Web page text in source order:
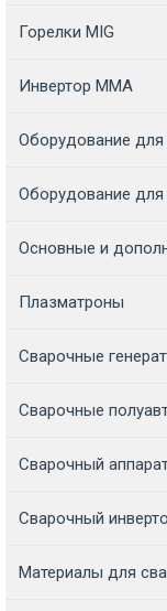
Горелки MIG
Инвертор MMA
Оборудование для
Оборудование для
Основные и
Плазматроны
Сварочные
Сварочные
Сварочный
Сварочный
Материалы для